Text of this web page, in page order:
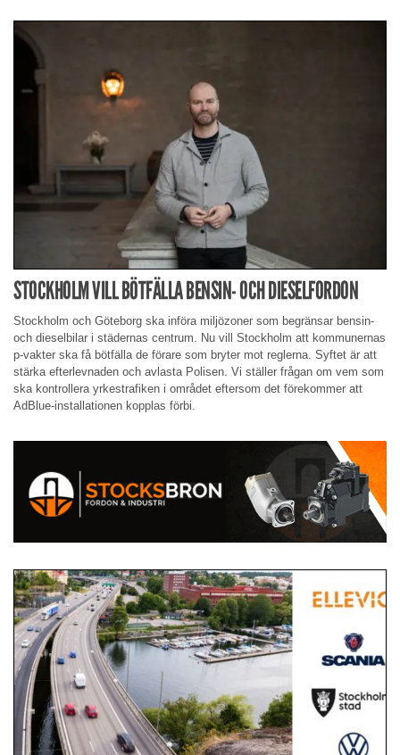
STOCKHOLM VILL BÖTFÄLLA BENSIN- OCH DIESELFORDON
Stockholm och Göteborg ska införa miljözoner som begränsar bensin-
och dieselbilar i städernas centrum. Nu vill Stockholm att kommunernas
p-vakter ska få bötfälla de förare som bryter mot reglerna. Syftet är att
stärka efterlevnaden och avlasta Polisen. Vi ställer frågan om vem som
ska kontrollera yrkestrafiken i området eftersom det förekommer att
AdBlue-installationen kopplas förbi.